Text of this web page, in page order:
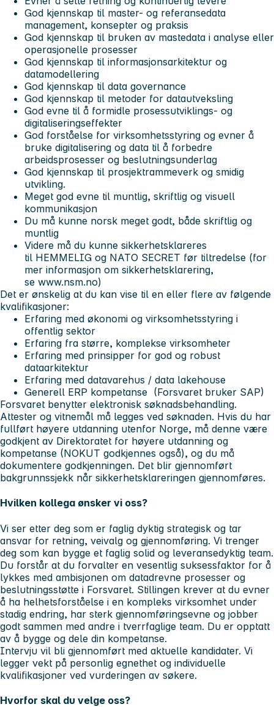
God kjennskap til master- og referansedata
management, konsepter og praksis
God kjennskap til bruken av mastedata i analyse eller
operasjonelle prosesser
God kjennskap til informasjonsarkitektur og
datamodellering
God kjennskap til data governance
God kjennskap til metoder for datautveksling
God evne til å formidle prosessutviklings- og
digitaliseringseffekter
God forståelse for virksomhetsstyring og evner å
bruke digitalisering og data til å forbedre
arbeidsprosesser og beslutningsunderlag
God kjennskap til prosjektrammeverk og smidig
utvikling.
Meget god evne til muntlig, skriftlig og visuell
kommunikasjon
Du må kunne norsk meget godt, både skriftlig og
muntlig
Videre må du kunne sikkerhetsklareres
til HEMMELIG og NATO SECRET før tiltredelse (for
mer informasjon om sikkerhetsklarering,
se www.nsm.no)
Det er ønskelig at du kan vise til en eller flere av følgende
kvalifikasjoner:
Erfaring med økonomi og virksomhetsstyring i
offentlig sektor
Erfaring fra større, komplekse virksomheter
Erfaring med prinsipper for god og robust
dataarkitektur
Erfaring med datavarehus / data lakehouse
Generell ERP kompetanse (Forsvaret bruker SAP)
Forsvaret benytter elektronisk søknadsbehandling.
Attester og vitnemål må legges ved søknaden. Hvis du har
fullført høyere utdanning utenfor Norge, må denne være
godkjent av Direktoratet for høyere utdanning og
kompetanse (NOKUT godkjennes også), og du må
dokumentere godkjenningen. Det blir gjennomført
bakgrunnssjekk når sikkerhetsklareringen gjennomføres.
Hvilken kollega ønsker vi oss?
Vi ser etter deg som er faglig dyktig strategisk og tar
ansvar for retning, veivalg og gjennomføring. Vi trenger
deg som kan bygge et faglig solid og leveransedyktig team.
Du forstår at du forvalter en vesentlig suksessfaktor for å
lykkes med ambisjonen om datadrevne prosesser og
beslutningsstøtte i Forsvaret. Stillingen krever at du evner
å ha helhetsforståelse i en kompleks virksomhet under
stadig endring, har sterk gjennomføringsevne og jobber
godt sammen med andre i tverrfaglige team. Du er opptatt
av å bygge og dele din kompetanse.
Intervju vil bli gjennomført med aktuelle kandidater. Vi
legger vekt på personlig egnethet og individuelle
kvalifikasjoner ved vurderingen av søkere.
Hvorfor skal du velge oss?